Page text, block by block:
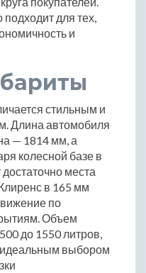
для тех,
и
стильным и
Длина автомобиля
— 1814 мм, а
колесной базе в
места
в 165 мм
по
Объем
до 1550 литров,
идеальным выбором